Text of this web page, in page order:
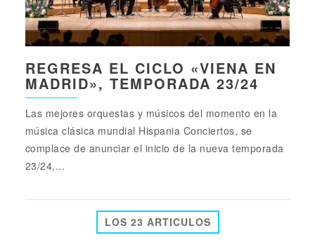
REGRESA EL CICLO «VIENA EN
MADRID», TEMPORADA 23/24
Las mejores orquestas y músicos del momento en la
música clásica mundial Hispania Conciertos, se
complace de anunciar el inicio de la nueva temporada
23/24,...
LOS 23 ARTICULOS